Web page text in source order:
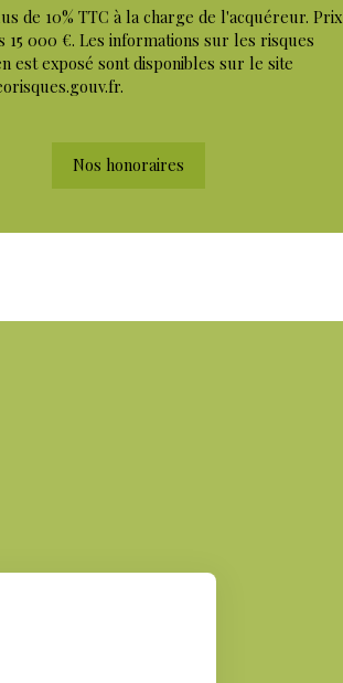
de 10% TTC à la charge de l'acquéreur. Prix
15 000 €. Les informations sur les risques
est exposé sont disponibles sur le site
Nos honoraires